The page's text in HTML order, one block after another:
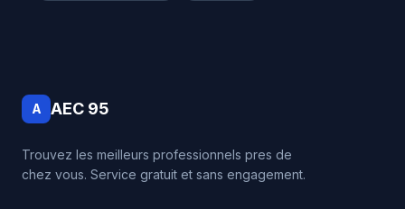
A AEC 95
Trouvez les meilleurs professionnels pres de
chez vous. Service gratuit et sans engagement.